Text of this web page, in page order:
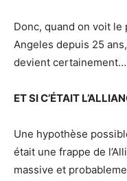
Donc, quand on voit
Angeles depuis 25
devient
ET SI C’ÉTAIT
Une hypothèse
était une frappe de
massive et